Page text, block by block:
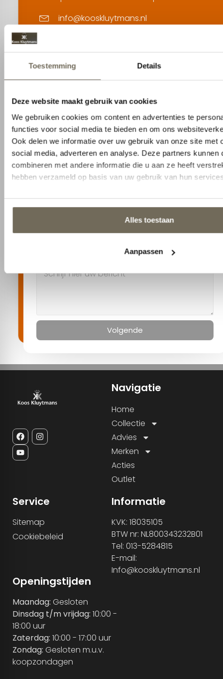
info@kooskluytmans.nl
Oisterwijk
Contact opnemen
1 2
Naam
Selecteer
Navigatie
Home
Collectie
Advies
Merken
Acties
Outlet
Service
Sitemap
Cookiebeleid
Informatie
KVK: 18035105
BTW nr: NL800343232B01
Tel: 013-5284815
E-mail:
Info@kooskluytmans.nl
Openingstijden
Maandag: Gesloten
Dinsdag t/m vrijdag: 10:00 -
18:00 uur
Zaterdag: 10:00 - 17:00 uur
Zondag: Gesloten m.u.v.
koopzondagen